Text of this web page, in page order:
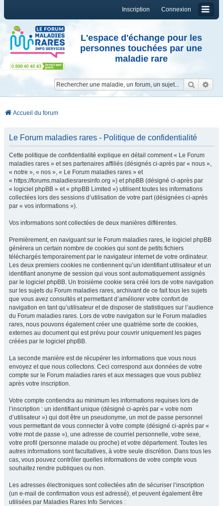
Connexion
Inscription
L'espace d'échange pour les
personnes touchées par une
maladie rare
Accueil du forum
Le Forum maladies rares - Politique de confidentialité
Cette politique de confidentialité explique en détail comment « Le Forum
maladies rares » et ses partenaires affiliés (désignés ci-après par « nous »,
« notre », « nos », « Le Forum maladies rares » et
« https://forums.maladiesraresinfo.org ») et phpBB (désigné ci-après par
« logiciel phpBB » et « phpBB Limited ») utilisent toutes les informations
collectées lors des sessions d’utilisation de votre part (désignées ci-après
par « vos informations »).
Vos informations sont collectées de deux manières différentes.
Premièrement, en naviguant sur le Forum maladies rares, le logiciel phpBB
génèrera un certain nombre de cookies qui sont de petits fichiers
téléchargés temporairement par le navigateur internet de votre ordinateur.
Les deux premiers cookies ne contiennent qu’un identifiant utilisateur et un
identifiant anonyme de session qui vous sont automatiquement assignés
par le logiciel phpBB. Un troisième cookie sera créé lors de votre navigation
sur les sujets du Forum maladies rares, archivant de ce fait tous les sujets
que vous avez consultés et permettant d’améliorer votre confort de
navigation en tant qu’utilisateur et de disposer de statistiques sur l’audience
du Forum maladies rares. Lors de votre navigation sur le Forum maladies
rares, nous pouvons également créer une quatrième sorte de cookies,
externes au document qui est prévu pour couvrir uniquement les pages
créées par le logiciel phpBB.
La seconde manière est de récupérer les informations que vous nous
envoyez et que nous collectons. Ceci correspond aux données de votre
compte sur le Forum maladies rares et aux messages que vous publiez
après votre inscription.
Votre compte contiendra au minimum les informations requises lors de
l’inscription : un identifiant unique (désigné ci-après par « votre nom
d’utilisateur ») qui doit être un pseudonyme, un mot de passe personnel
vous permettant de vous connecter à votre compte (désigné ci-après par «
votre mot de passe »), une adresse de courriel personnelle, votre sexe,
votre profil (personne malade ou proche) et votre département. Toutes les
autres informations sont facultatives, à votre seule discrétion. Dans tous les
cas, vous pouvez contrôler quelles informations de votre compte vous
souhaitez rendre publiques ou non.
Les adresses électroniques sont collectées afin de sécuriser l’inscription
(un e-mail de confirmation vous est adressé), et peuvent également être
utilisées par Maladies Rares Info Services :